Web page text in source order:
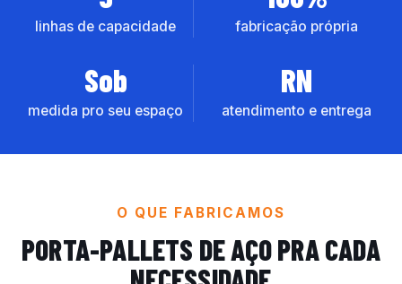
linhas de capacidade fabricação própria
Sob
medida pro seu espaço
RN
atendimento e entrega
O QUE FABRICAMOS
PORTA-PALLETS DE AÇOPRA CADA